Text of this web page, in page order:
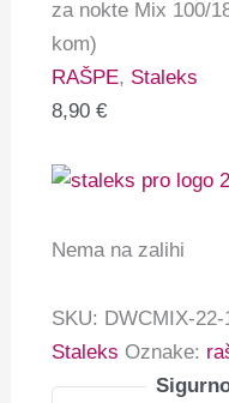
za nokte Mix 100/
kom)
RAŠPE, Staleks
8,90€
Nema na zalihi
SKU: DWCMIX-
Staleks Oznake: